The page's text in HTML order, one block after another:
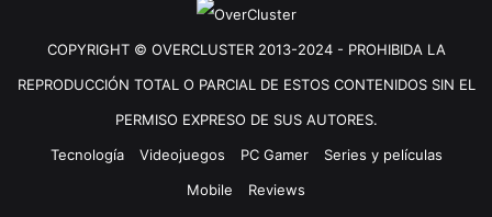
COPYRIGHT © OVERCLUSTER 2013-2024 - PROHIBIDA LA
REPRODUCCIÓN TOTAL O PARCIAL DE ESTOS CONTENIDOS SIN EL
PERMISO EXPRESO DE SUS AUTORES.
Tecnología
Videojuegos PC Gamer
Series y películas
Mobile
Reviews